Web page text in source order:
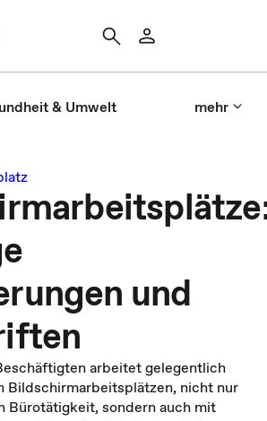
& Umwelt mehr
und
arbeitet gelegentlich
Bildschirmarbeitsplätzen, nicht nur
Bürotätigkeit, sondern auch mit